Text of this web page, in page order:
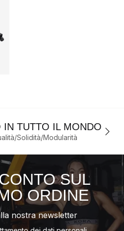
IN TUTTO IL MONDO
Solidità/Modularità
SUL
ORDINE
nostra newsletter